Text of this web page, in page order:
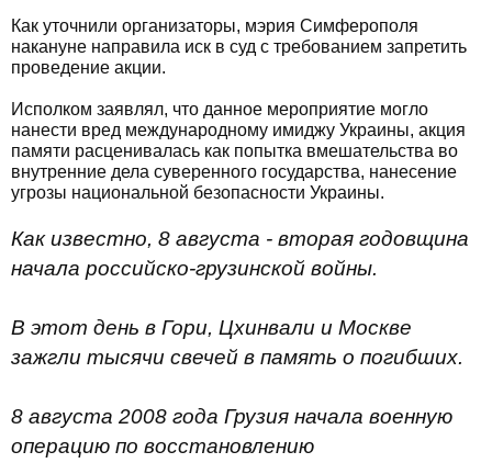
Как уточнили организаторы, мэрия Симферополя
накануне направила иск в суд с требованием запретить
проведение акции.
Исполком заявлял, что данное мероприятие могло
нанести вред международному имиджу Украины, акция
памяти расценивалась как попытка вмешательства во
внутренние дела суверенного государства, нанесение
угрозы национальной безопасности Украины.
Как известно, 8 августа - вторая годовщина
начала российско-грузинской войны.
В этот день в Гори, Цхинвали и Москве
зажгли тысячи свечей в память о погибших.
8 августа 2008 года Грузия начала военную
операцию по восстановлению